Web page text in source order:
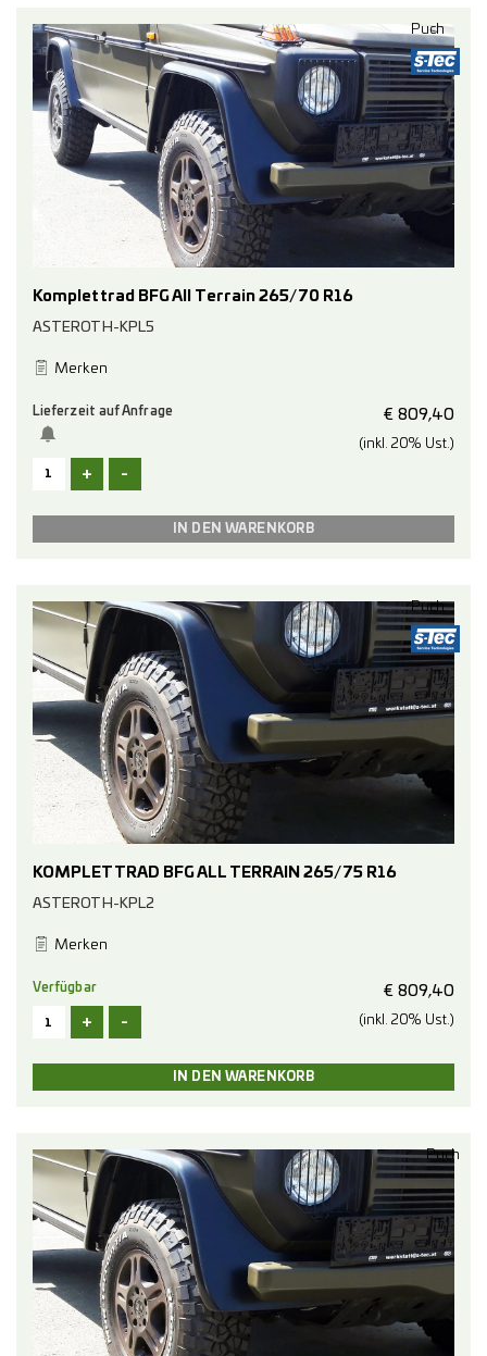
Komplettrad BFG All Terrain 265/70 R16
Puch
ASTEROTH-KPL5
Merken
€ 809,40
(inkl. 20% Ust.)
Lieferzeit auf Anfrage
+ -
KOMPLETTRAD BFG ALL TERRAIN 265/75 R16
Puch
ASTEROTH-KPL2
Merken
€ 809,40
(inkl. 20% Ust.)
Verfügbar
+ -
Puch